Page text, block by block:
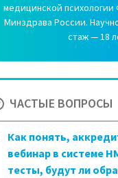
медицинской
Минздрава России.
стаж — 18
ЧАСТЫЕ ВОПРОСЫ
Как понять,
вебинар в системе
тесты, будут ли